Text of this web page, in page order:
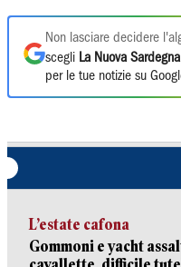
Non lasciare decidere
scegli La Nuova Sardegna
per le tue notizie su
L’estate cafona
Gommoni e yacht